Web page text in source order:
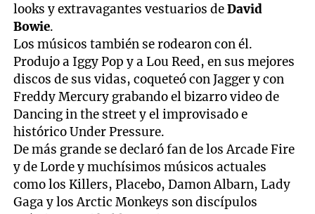
looks y extravagantes vestuarios deDavid
Bowie.
Los músicos también se rodearon con él.
Produjo a Iggy Pop y a Lou Reed, en sus mejores
discos de sus vidas, coqueteó con Jagger y con
Freddy Mercury grabando el bizarro video de
Dancing in the street y el improvisado e
histórico Under Pressure.
De más grande se declaró fan de los Arcade Fire
y de Lorde y muchísimos músicos actuales
como los Killers, Placebo, Damon Albarn, Lady
Gaga y los Arctic Monkeys son discípulos